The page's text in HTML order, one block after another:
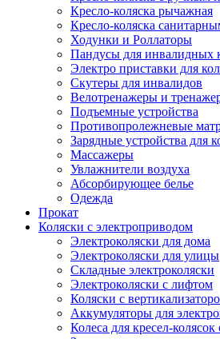
Кресло-коляска рычажная
Кресло-коляска
Ходунки и Роллаторы
Пандусы для инвалидных
Электро приставки для
Скутеры для инвалидов
Велотренажеры и
Подъемные устройства
Противопролежневые
Зарядные устройства для
Массажеры
Увлажнители воздуха
Абсорбирующее белье
Одежда
Прокат
Коляски с электроприводом
Электроколяски для дома
Электроколяски для улицы
Складные электроколяски
Электроколяски с лифтом
Коляски с
Аккумуляторы для
Колеса для кресел-